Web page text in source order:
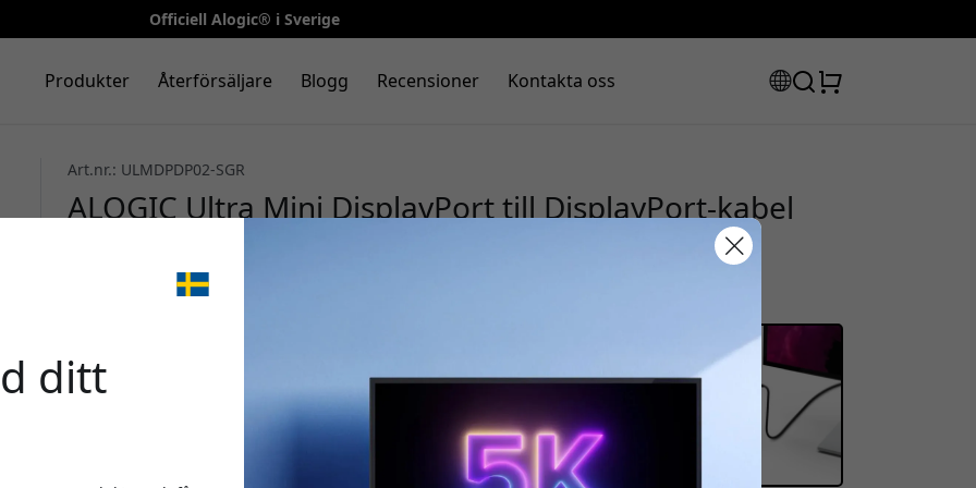
Officiell Alogic® i Sverige
Produkter Återförsäljare Blogg Recensioner Kontakta oss
Art.nr.: ULMDPDP02-SGR
ALOGIC Ultra Mini DisplayPort till DisplayPort-kabel
8K@60Hz, DisplayPort 1.4, 2 m för monitor och
projektor - Rymdgrå
ditt
Använd denna kod i kassan för att få 8% rabatt.